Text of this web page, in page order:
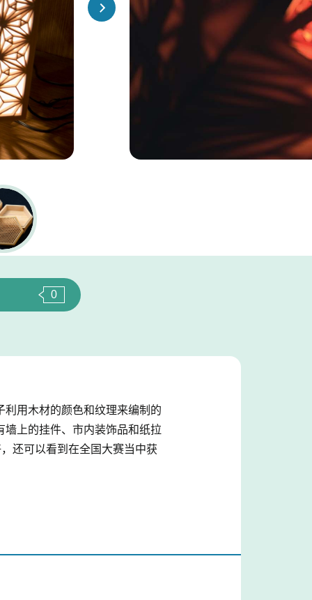
0
用木材的颜色和纹理来编制的
上的挂件、市内装饰品和纸拉
还可以看到在全国大赛当中获